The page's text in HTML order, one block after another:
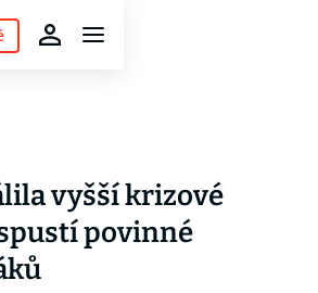
vyšší krizové
povinné